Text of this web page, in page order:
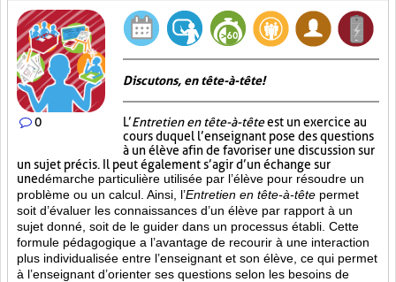
0
Discutons, en tête-à-tête!
L’Entretien en tête-à-têteest un exercice au
cours duquel l’enseignant pose des questions
à un élève afin de favoriser une discussion sur
un sujet précis. Il peut également s’agir d’un échange sur
unedémarche particulière utilisée par l’élève pour résoudre un
problème ou un calcul. Ainsi, l’Entretien en tête-à-tête permet
soit d’évaluer les connaissances d’un élève par rapport à un
sujet donné, soit de le guider dans un processus établi. Cette
formule pédagogique a l’avantage de recourir à une interaction
plus individualisée entre l’enseignant et son élève, ce qui permet
à l’enseignant d’orienter ses questions selon les besoins de